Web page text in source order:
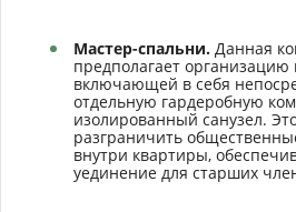
Мастер-спальни. Данная
предполагает
включающей в себя
отдельную гардеробную
изолированный санузел.
разграничить
внутри квартиры,
уединение для старших